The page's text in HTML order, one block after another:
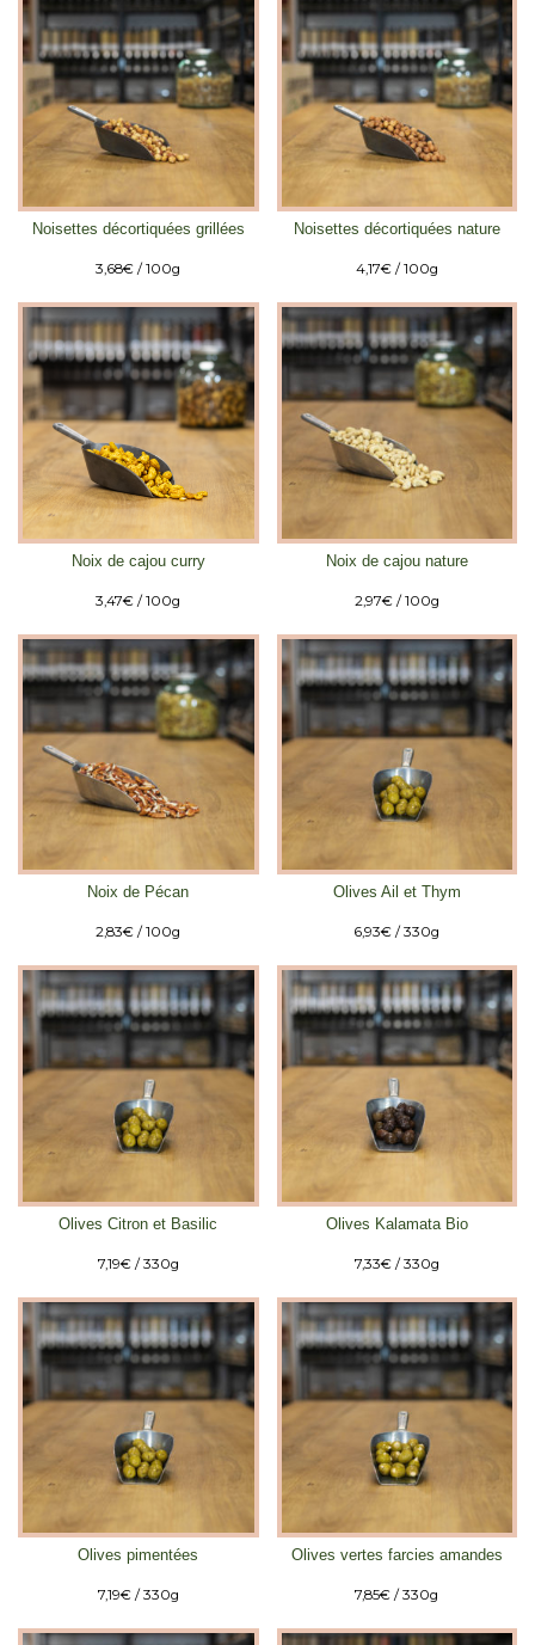
Noisettes décortiquées grillées
3,68€ / 100g
Noisettes décortiquées nature
4,17€ / 100g
Noix de cajou curry
3,47€ / 100g
Noix de cajou nature
2,97€ / 100g
Noix de Pécan
2,83€ / 100g
Olives Ail et Thym
6,93€ / 330g
Olives Citron et Basilic
7,19€ / 330g
Olives Kalamata Bio
7,33€ / 330g
Olives pimentées
7,19€ / 330g
Olives vertes farcies amandes
7,85€ / 330g